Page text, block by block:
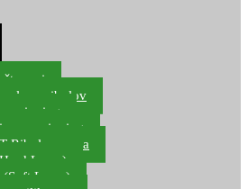
štapovi
role za ribolov
spinning
za spinning
Ribolov soma
Lures)
Lures)